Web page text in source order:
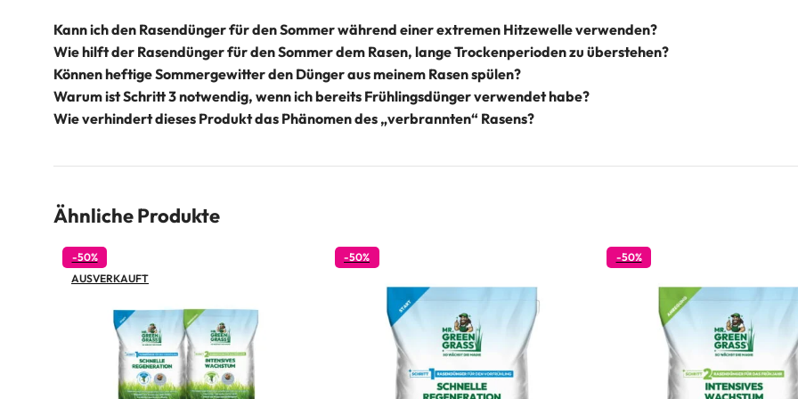
Kann ich den Rasendünger für den Sommer während einer extremen Hitzewelle verwenden?
Wie hilft der Rasendünger für den Sommer dem Rasen, lange Trockenperioden zu überstehen?
Können heftige Sommergewitter den Dünger aus meinem Rasen spülen?
Warum ist Schritt 3 notwendig, wenn ich bereits Frühlingsdünger verwendet habe?
Wie verhindert dieses Produkt das Phänomen des „verbrannten“ Rasens?
Ähnliche Produkte
-50%
AUSVERKAUFT
-50% -50%